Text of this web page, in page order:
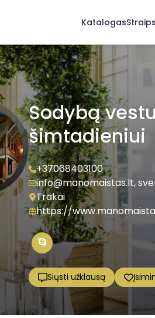
Katalogas
Sodybą
šimtadieniui
+37068403100
info@manomaistas.lt,
Trakai
https://
Siųsti užklausą